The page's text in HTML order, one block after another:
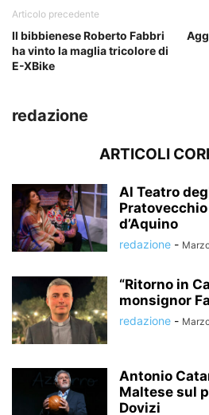
Articolo precedente
Il bibbienese Roberto Fabbri
ha vinto la maglia tricolore di
E-XBike
redazione
ARTICOLI
Al Teatro
d’Aquino
redazione -
“Ritorno in
monsignor
redazione -
Antonio
Maltese sul
Dovizi